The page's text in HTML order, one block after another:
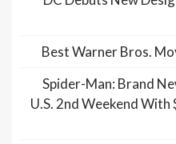
‘Spider-Man: Brand
U.S. 2nd Weekend